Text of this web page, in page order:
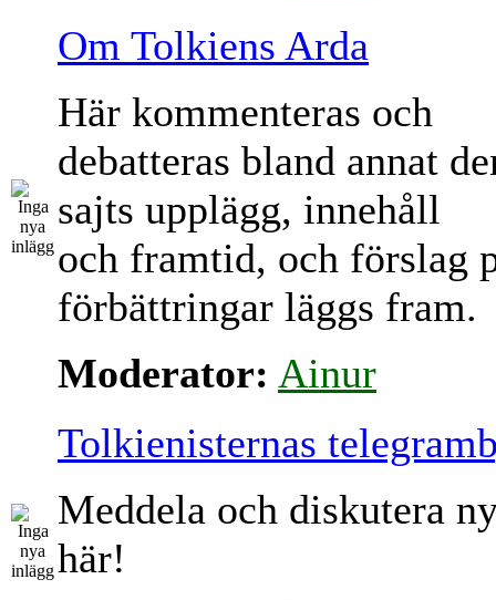
Om Tolkiens Arda
Här kommenteras och
debatteras bland annat
sajts upplägg, innehåll
och framtid, och förslag
förbättringar läggs fram.
Moderator: Ainur
Tolkienisternas
Meddela och diskutera
här!